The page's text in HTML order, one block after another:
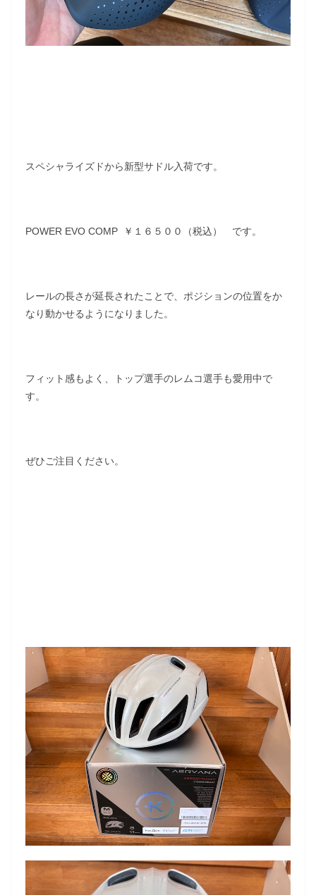
スペシャライズドから新型サドル入荷です。
POWER EVO COMP ￥１６５００（税込） です。
レールの長さが延長されたことで、ポジションの位置をか
なり動かせるようになりました。
フィット感もよく、トップ選手のレムコ選手も愛用中で
す。
ぜひご注目ください。